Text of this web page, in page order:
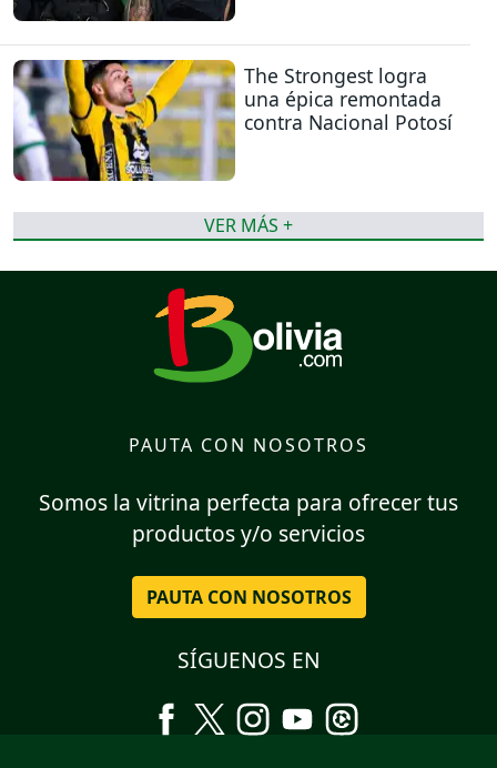
The Strongest logra
una épica remontada
contra Nacional Potosí
VER MÁS +
PAUTA CON NOSOTROS
Somos la vitrina perfecta para ofrecer tus
productos y/o servicios
PAUTA CON NOSOTROS
SÍGUENOS EN